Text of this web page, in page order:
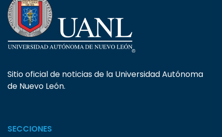
Sitio oficial de noticias de la Universidad Autónoma
de Nuevo León.
SECCIONES